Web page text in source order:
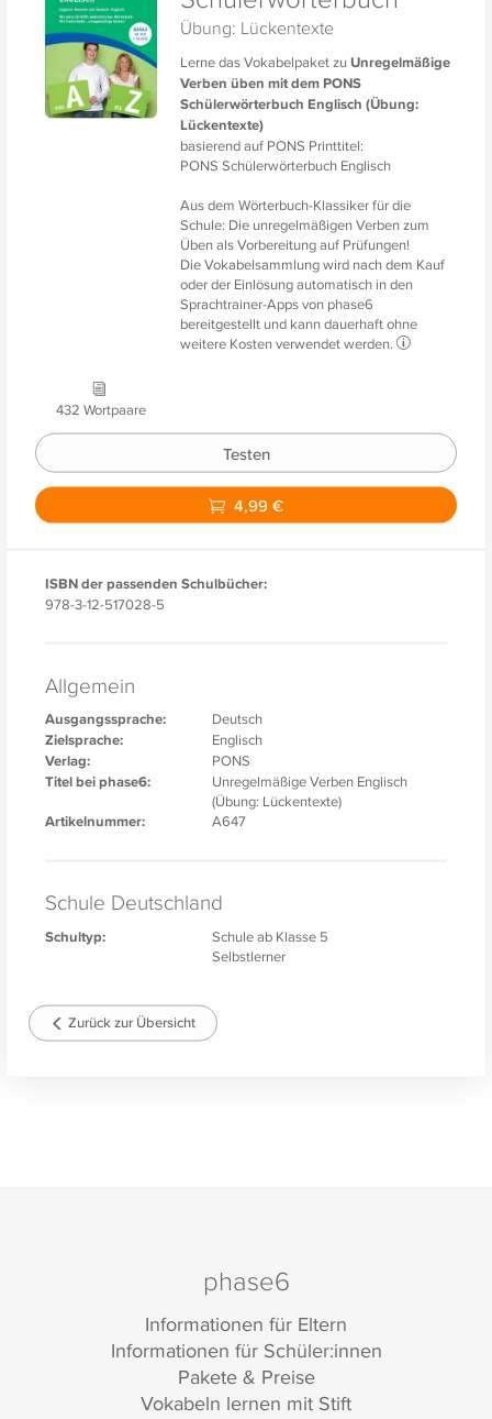
Übung: Lückentexte
Lerne das Vokabelpaket zu Unregelmäßige
Verben üben mit dem PONS
Schülerwörterbuch Englisch (Übung:
Lückentexte)
basierend auf PONS Printtitel:
PONS Schülerwörterbuch Englisch
Aus dem Wörterbuch-Klassiker für die
Schule: Die unregelmäßigen Verben zum
Üben als Vorbereitung auf Prüfungen!
Die Vokabelsammlung wird nach dem Kauf
oder der Einlösung automatisch in den
Sprachtrainer-Apps von phase6
bereitgestellt und kann dauerhaft ohne
weitere Kosten verwendet werden.
432 Wortpaare
Testen
4,99 €
ISBN der passenden Schulbücher:
978-3-12-517028-5
Allgemein
Ausgangssprache: Deutsch
Zielsprache: Englisch
Verlag: PONS
Titel bei phase6:
Unregelmäßige Verben Englisch
(Übung: Lückentexte)
Artikelnummer: A647
Schule Deutschland
Schultyp:
Schule ab Klasse 5
Selbstlerner
Zurück zur Übersicht
phase6
Informationen für Eltern
Informationen für Schüler:innen
Pakete & Preise
Vokabeln lernen mit Stift